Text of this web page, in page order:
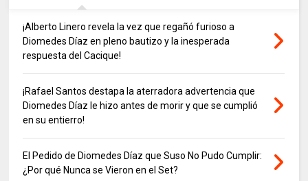
¡Alberto Linero revela la vez que regañó furioso a
Diomedes Díaz en pleno bautizo y la inesperada
respuesta del Cacique!
¡Rafael Santos destapa la aterradora advertencia que
Diomedes Díaz le hizo antes de morir y que se cumplió
en su entierro!
El Pedido de Diomedes Díaz que Suso No Pudo Cumplir:
¿Por qué Nunca se Vieron en el Set?